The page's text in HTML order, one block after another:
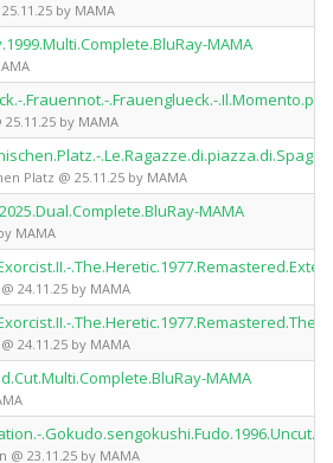
by MAMA
MAMA
.Frauennot.-.Frauenglueck.-
by MAMA
Platz @ 25.11.25 by MAMA
MAMA
MAMA
24.11.25 by MAMA
24.11.25 by MAMA
MAMA
23.11.25 by MAMA